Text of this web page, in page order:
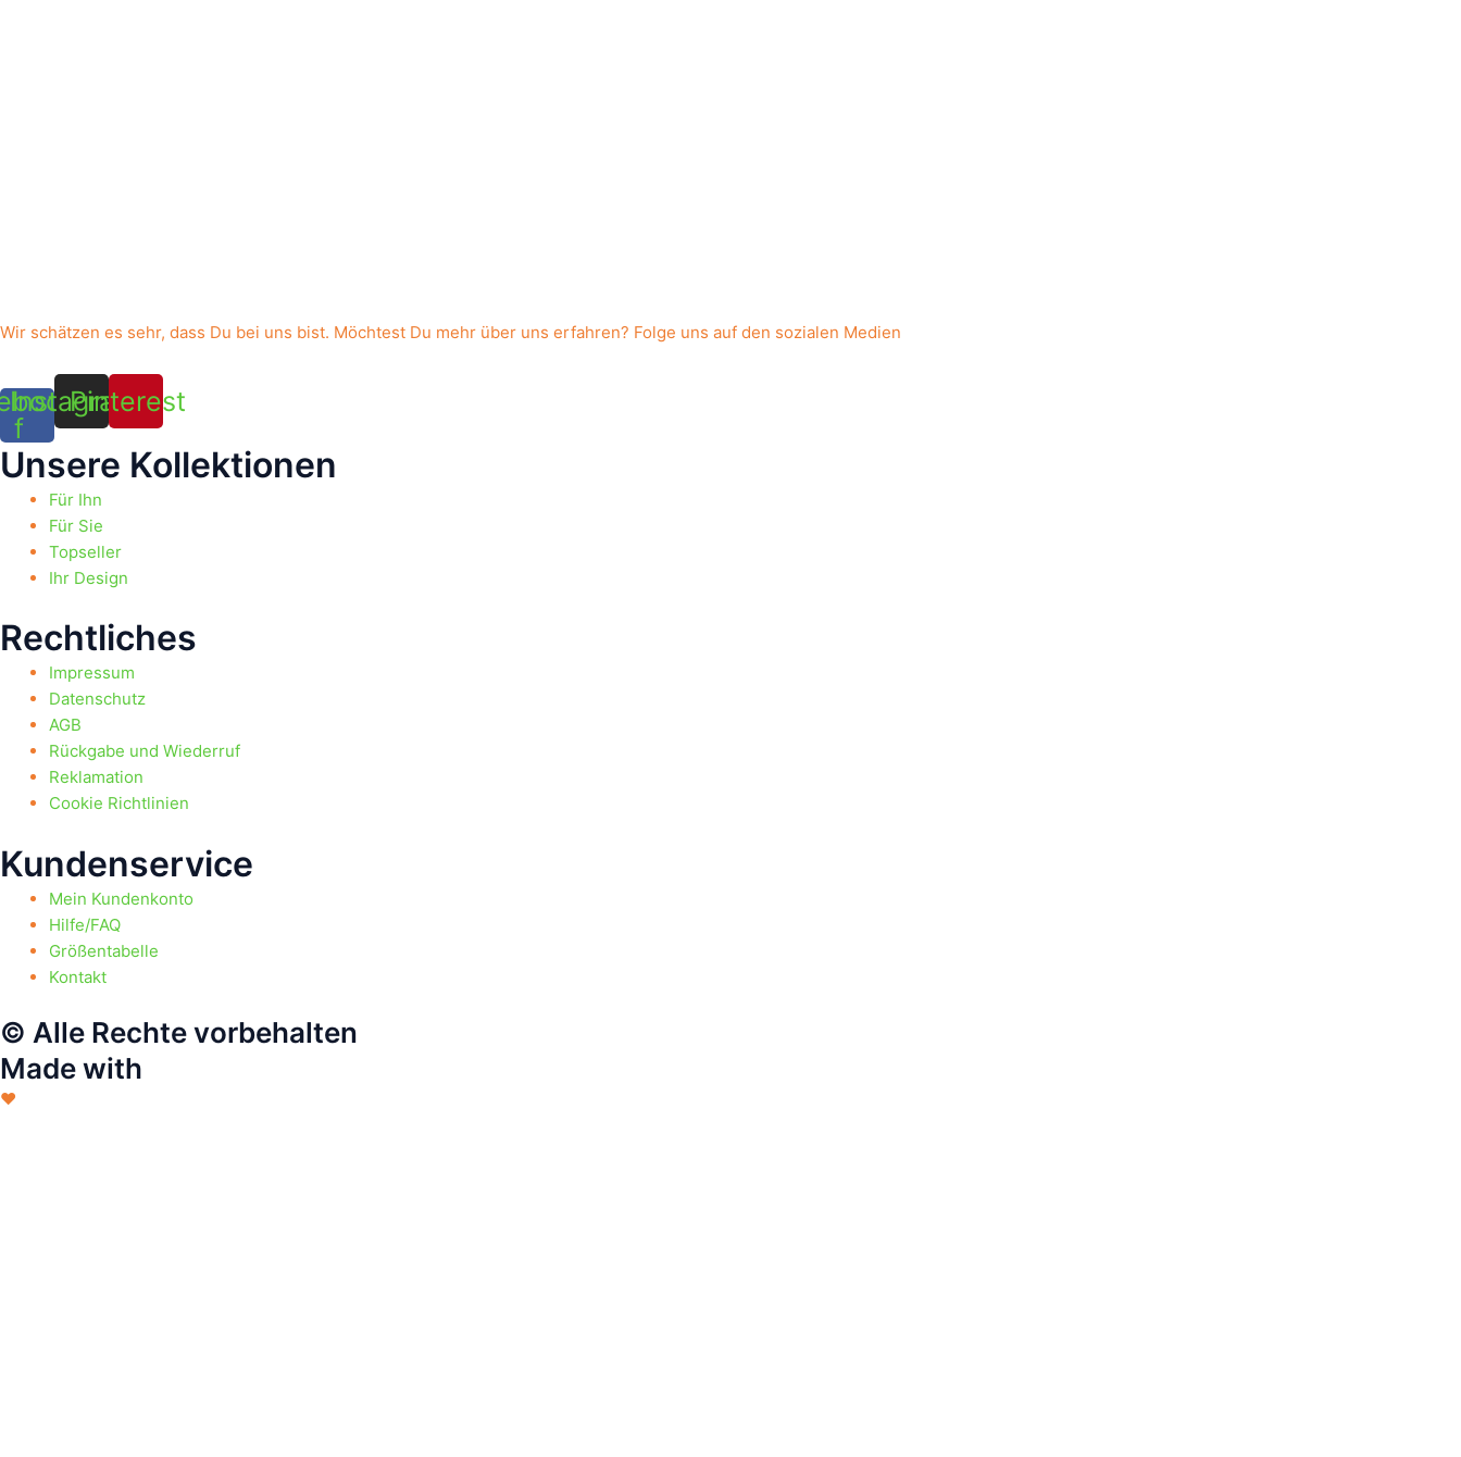
Wir schätzen es sehr, dass Du bei uns bist. Möchtest Du mehr über uns erfahren? Folge uns auf den sozialen Medien
f
Instagram
Pinterest
Unsere Kollektionen
Für Ihn
Für Sie
Topseller
Ihr Design
Rechtliches
Impressum
Datenschutz
AGB
Rückgabe und Wiederruf
Reklamation
Cookie Richtlinien
Kundenservice
Mein Kundenkonto
Hilfe/FAQ
Größentabelle
Kontakt
© Alle Rechte vorbehalten
Made with
❤